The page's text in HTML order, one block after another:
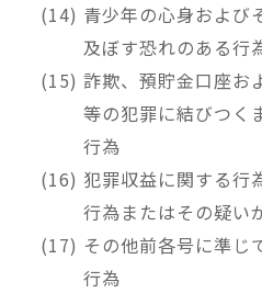
青少年の心身および
及ぼす恐れのある行
詐欺、預貯金口座お
等の犯罪に結びつく
行為
犯罪収益に関する行
行為またはその疑い
その他前各号に準じ
行為